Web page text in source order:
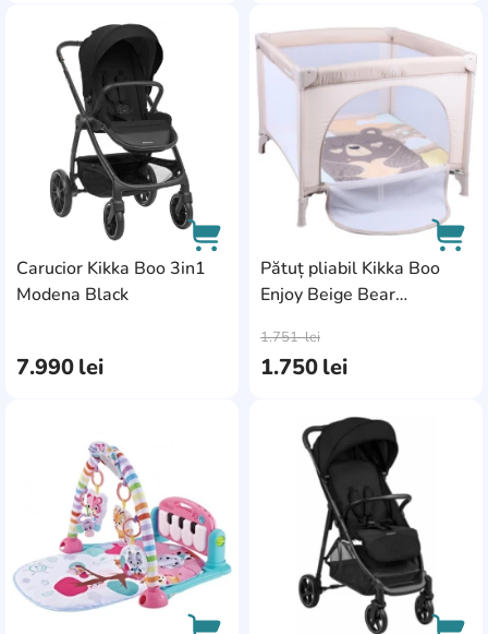
Carucior Kikka Boo 3in1
Modena Black
7.990lei
AddCardToFavourite
AddCardToCart
Pătuț pliabil Kikka Boo
Enjoy Beige Bear
1.750lei
1.751lei
AddCardToFavourite